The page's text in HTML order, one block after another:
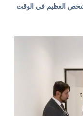
الشخص العظيم في الوقت